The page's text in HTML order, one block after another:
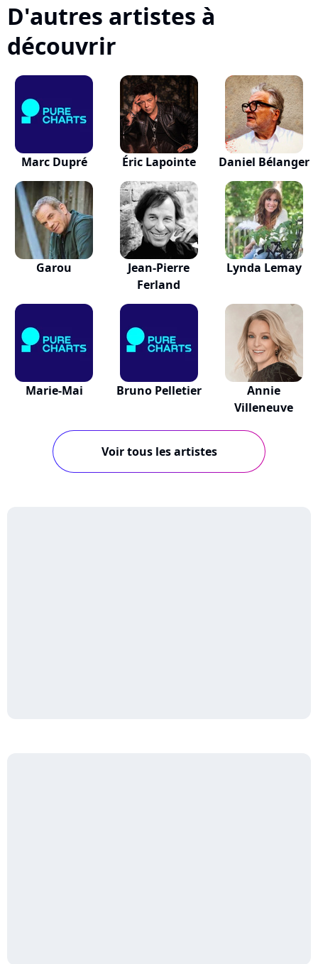
D'autres artistes à
découvrir
Marc Dupré Éric Lapointe Daniel Bélanger
Garou
Jean-Pierre
Ferland
Lynda Lemay
Marie-Mai Bruno Pelletier
Annie
Villeneuve
Voir tous les artistes